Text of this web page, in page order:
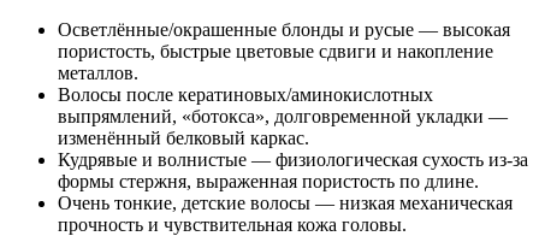
Осветлённые/окрашенные блонды и русые — высокая
пористость, быстрые цветовые сдвиги и накопление
металлов.
Волосы после кератиновых/аминокислотных
выпрямлений, «ботокса», долговременной укладки —
изменённый белковый каркас.
Кудрявые и волнистые — физиологическая сухость из‑за
формы стержня, выраженная пористость по длине.
Очень тонкие, детские волосы — низкая механическая
прочность и чувствительная кожа головы.